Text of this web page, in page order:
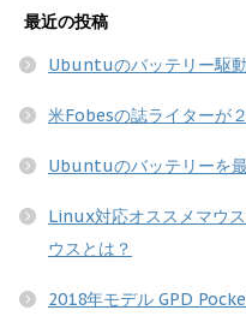
最近の投稿
Ubuntuのバッテリー駆
米Fobesの誌ライターが
Ubuntuのバッテリーを
Linux対応オススメマウ
ウスとは？
2018年モデル GPD